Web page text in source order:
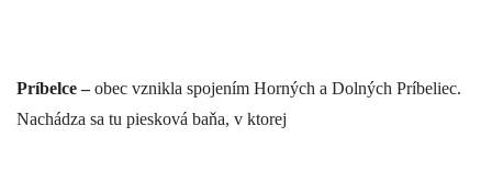
Príbelce –obec vznikla spojením Horných a Dolných Príbeliec.
Nachádza sa tu piesková baňa, v ktorej